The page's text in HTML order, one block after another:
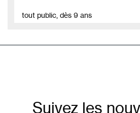
tout public, dès 9 ans
Suivez les